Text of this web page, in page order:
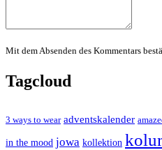
Mit dem Absenden des Kommentars
Tagcloud
3 ways to wear adventskalender
in the mood jowa kollektion